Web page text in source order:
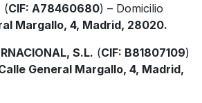
(CIF: A78460680) – Domicilio
Margallo, 4, Madrid, 28020.
S.L. (CIF: B81807109)
General Margallo, 4, Madrid,